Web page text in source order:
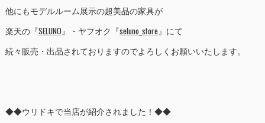
他にもモデルルーム展示の超美品の家具が
楽天の『SELUNO』・ヤフオク『seluno_store』にて
続々販売・出品されておりますのでよろしくお願いいたします。
◆◆ウリドキで当店が紹介されました！◆◆